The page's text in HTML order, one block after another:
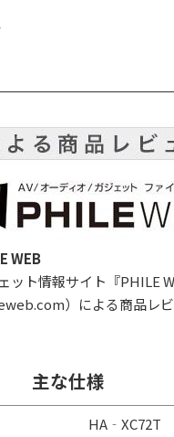
WEB
ット情報サイト『PHILE
）による商品レビ
主な仕様
HA‐XC72T